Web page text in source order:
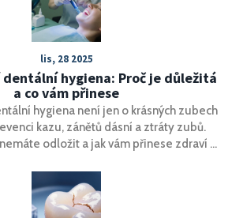
lis, 28 2025
hygiena: Proč je důležitá
a co vám přinese
hygiena není jen o krásných zubech
kazu, zánětů dásní a ztráty zubů.
odložit a jak vám přinese zdraví i